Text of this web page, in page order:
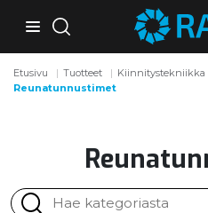
Etusivu Tuotteet Kiinnitystekniikka
Reunatunnustimet